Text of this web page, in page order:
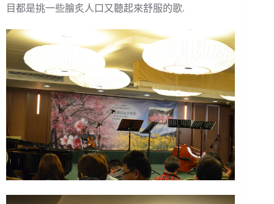
目都是挑一些膾炙人口又聽起來舒服的歌.